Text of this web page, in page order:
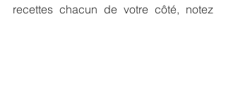
recettes chacun de votre côté, notez